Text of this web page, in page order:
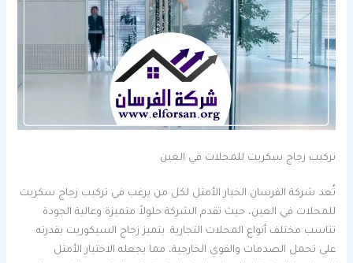
تركيب زجاج سكريت للمحلات في العين
تُعد شركة الفرسان الخيار الأمثل لكل من يرغب في تركيب زجاج سكريت
للمحلات في العين، حيث تقدم الشركة حلولاً متميزة وعالية الجودة
تناسب مختلف أنواع المحلات التجارية. يتميز زجاج السيكوريت بقدرته
على تحمل الصدمات والقوى الخارجية، مما يجعله الاختيار الأمثل